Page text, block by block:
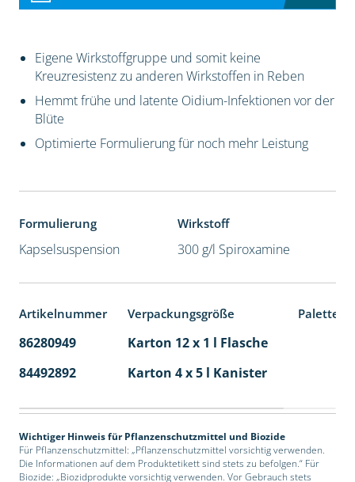
Eigene Wirkstoffgruppe und somit keine
Kreuzresistenz zu anderen Wirkstoffen in Reben
Hemmt frühe und latente Oidium-Infektionen vor der
Blüte
Optimierte Formulierung für noch mehr Leistung
Formulierung
Kapselsuspension
Wirkstoff
300 g/l Spiroxamine
Artikelnummer Verpackungsgröße
86280949 Karton 12 x 1 l Flasche
84492892
Karton 4 x 5 l Kanister
Wichtiger Hinweis für Pflanzenschutzmittel und Biozide
Für Pflanzenschutzmittel: „Pflanzenschutzmittel vorsichtig verwenden.
Die Informationen auf dem Produktetikett sind stets zu befolgen.“ Für
Biozide: „Biozidprodukte vorsichtig verwenden. Vor Gebrauch stets